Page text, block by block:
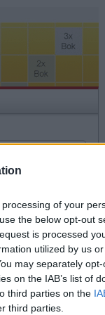
of your
the below opt-out
is processed
utilized by us
may separately
on the IAB’s list of
third parties on the
third parties.
meg
inn
ditt passord?
ny aktiveringslenke